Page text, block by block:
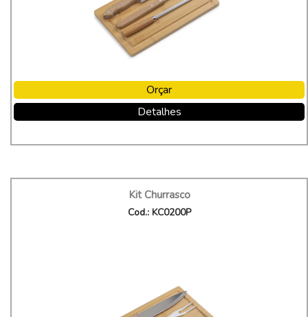
Orçar
Detalhes
Kit Churrasco
Cod.: KC0200P